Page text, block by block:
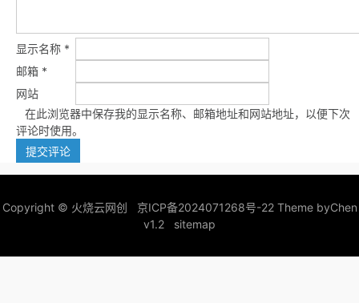
显示名称 *
邮箱 *
网站
在此浏览器中保存我的显示名称、邮箱地址和网站地址，以便下次
评论时使用。
Copyright © 火烧云网创 京ICP备2024071268号-22Theme byChen
v1.2
sitemap